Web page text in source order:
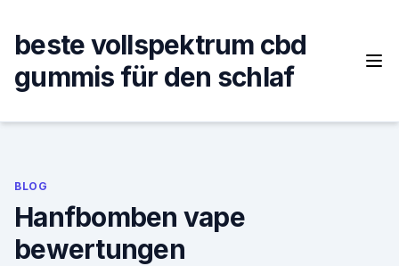
content
beste vollspektrum cbd
gummis für den schlaf
BLOG
Hanfbomben vape
bewertungen